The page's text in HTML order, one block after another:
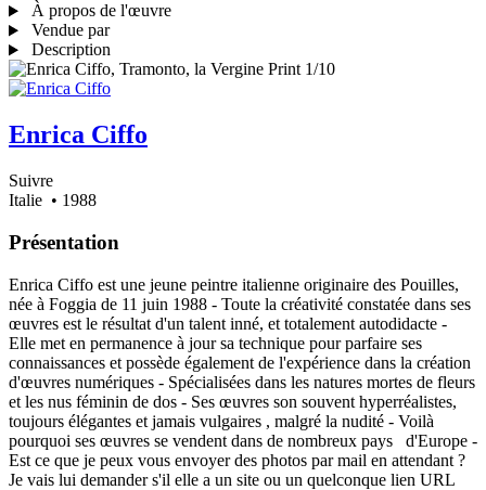
À propos de l'œuvre
Vendue par
Description
Enrica Ciffo
Suivre
Italie • 1988
Présentation
Enrica Ciffo est une jeune peintre italienne originaire des Pouilles,
née à Foggia de 11 juin 1988 - Toute la créativité constatée dans ses
œuvres est le résultat d'un talent inné, et totalement autodidacte -
Elle met en permanence à jour sa technique pour parfaire ses
connaissances et possède également de l'expérience dans la création
d'œuvres numériques - Spécialisées dans les natures mortes de fleurs
et les nus féminin de dos - Ses œuvres son souvent hyperréalistes,
toujours élégantes et jamais vulgaires , malgré la nudité - Voilà
pourquoi ses œuvres se vendent dans de nombreux pays d'Europe -
Est ce que je peux vous envoyer des photos par mail en attendant ?
Je vais lui demander s'il elle a un site ou un quelconque lien URL